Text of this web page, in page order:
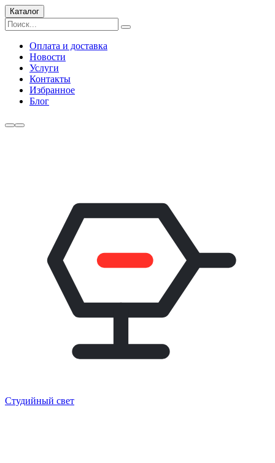
Каталог
Оплата и доставка
Новости
Услуги
Контакты
Избранное
Блог
Студийный свет